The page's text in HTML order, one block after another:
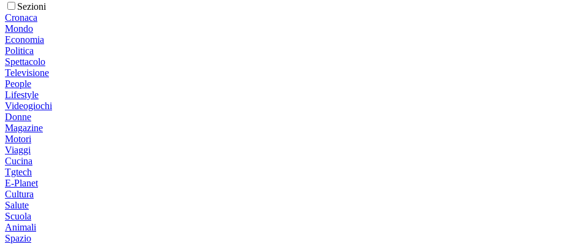
Sezioni
Cronaca
Mondo
Economia
Politica
Spettacolo
Televisione
People
Lifestyle
Videogiochi
Donne
Magazine
Motori
Viaggi
Cucina
Tgtech
E-Planet
Cultura
Salute
Scuola
Animali
Spazio